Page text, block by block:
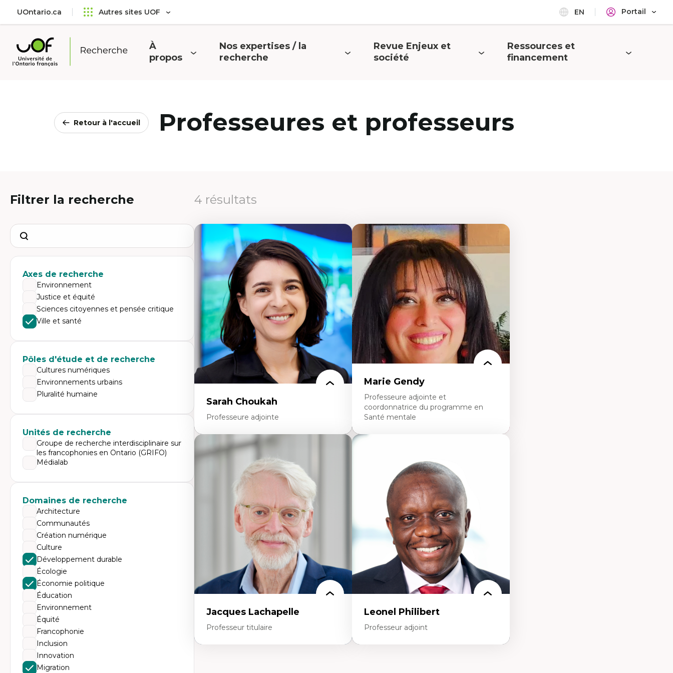
principal
UOntario.ca Autres sites UOF EN Portail
Université
Ouvrir
À
propos
Ouvrir
Nos expertises / la
recherche
Ouvrir
Revue Enjeux et
société
Ouvrir
Ressources et
financement
Retour à l'accueil Professeures et professeurs
Filtrer la recherche
Search
Axes de recherche
Environnement
Justice et équité
Sciences citoyennes et pensée critique
Ville et santé
Pôles d'étude et de recherche
Cultures numériques
Environnements urbains
Pluralité humaine
Unités de recherche
Groupe de recherche interdisciplinaire sur
les francophonies en Ontario (GRIFO)
Médialab
Domaines de recherche
Architecture
Communautés
Création numérique
Culture
Développement durable
Écologie
Économie politique
Éducation
Environnement
Équité
Francophonie
Inclusion
Innovation
Migration
4 résultats
Sarah Choukah
Professeure adjointe
Expertises
Démocratisation des nouvelles
technologies et biotechnologies
Données ouvertes
Bioart, programmation et électronique
Histoire sociale et culturelle des
technologies numériques
Résistances et droits numériques
Internet des objets
Problématiques relatives à l’intelligence
artificielle, l’apprentissage machine et les
hautes technologies
Féminismes et nouvelles technologies
Marie Gendy
Professeure adjointe et
coordonnatrice du programme en
Santé mentale
Neuropsychiatrie et neurosciences
Direction d'essais cliniques
Analyse des politiques et pratiques en santé
mentale
Développement de protocoles d'essais
cliniques
Collaboration interfonctionnelle
Leadership en recherche clinique
Développement de cadres politiques
Collaboration avec des entreprises
pharmaceutiques
Rédaction de publications et de rapports
politiques
Enseignement et mentorat
Jacques Lachapelle
Professeur titulaire
Leonel Philibert
Professeur adjoint